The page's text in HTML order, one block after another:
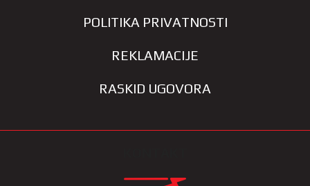
POLITIKA PRIVATNOSTI
REKLAMACIJE
RASKID UGOVORA